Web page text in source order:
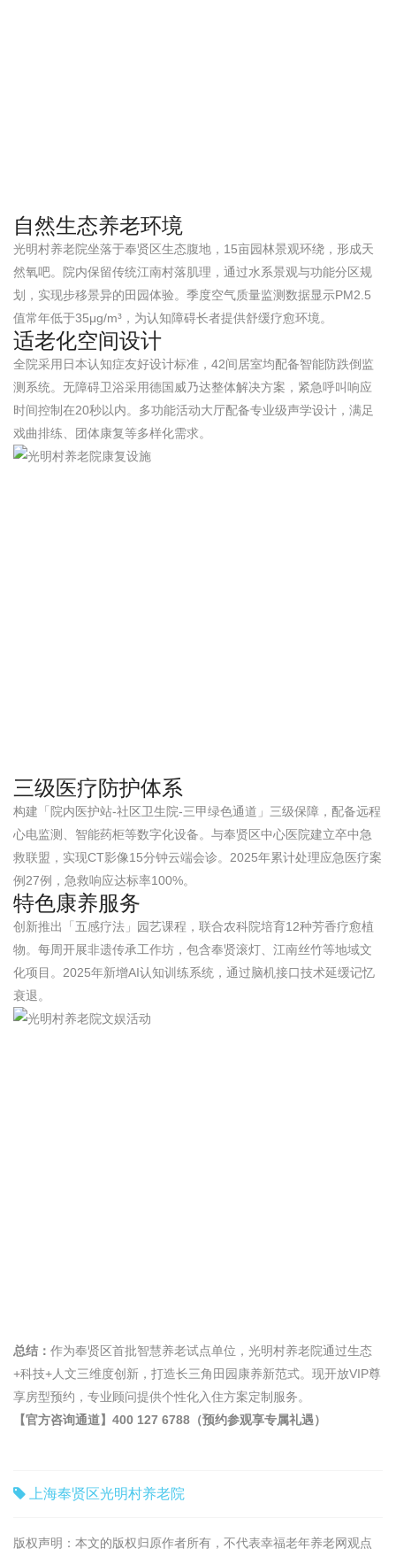
自然生态养老环境
光明村养老院坐落于奉贤区生态腹地，15亩园林景观环绕，形成天
然氧吧。院内保留传统江南村落肌理，通过水系景观与功能分区规
划，实现步移景异的田园体验。季度空气质量监测数据显示PM2.5
值常年低于35μg/m³，为认知障碍长者提供舒缓疗愈环境。
适老化空间设计
全院采用日本认知症友好设计标准，42间居室均配备智能防跌倒监
测系统。无障碍卫浴采用德国威乃达整体解决方案，紧急呼叫响应
时间控制在20秒以内。多功能活动大厅配备专业级声学设计，满足
戏曲排练、团体康复等多样化需求。
三级医疗防护体系
构建「院内医护站-社区卫生院-三甲绿色通道」三级保障，配备远程
心电监测、智能药柜等数字化设备。与奉贤区中心医院建立卒中急
救联盟，实现CT影像15分钟云端会诊。2025年累计处理应急医疗案
例27例，急救响应达标率100%。
特色康养服务
创新推出「五感疗法」园艺课程，联合农科院培育12种芳香疗愈植
物。每周开展非遗传承工作坊，包含奉贤滚灯、江南丝竹等地域文
化项目。2025年新增AI认知训练系统，通过脑机接口技术延缓记忆
衰退。
总结： 作为奉贤区首批智慧养老试点单位，光明村养老院通过生态
+科技+人文三维度创新，打造长三角田园康养新范式。现开放VIP尊
享房型预约，专业顾问提供个性化入住方案定制服务。
【官方咨询通道】400 127 6788（预约参观享专属礼遇）
上海奉贤区光明村养老院
版权声明：本文的版权归原作者所有，不代表幸福老年养老网观点